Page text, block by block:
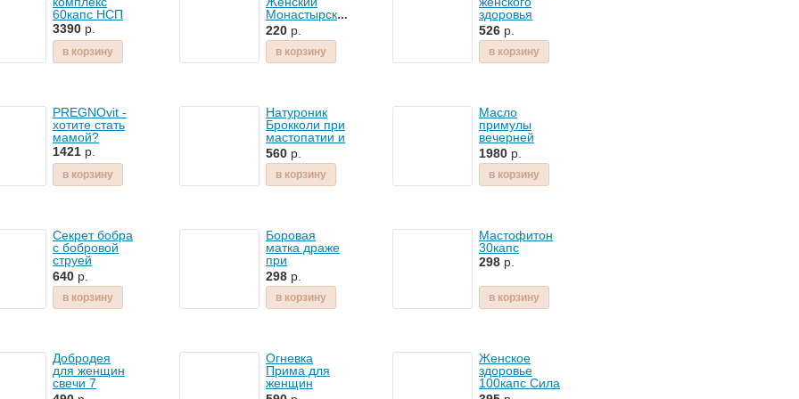
60капс НСП
3390 р.
в корзину
Монастырский
100мл
220 р.
в корзину
здоровья
ФОРТЕ
250мл
Золотая
Сибирь
526 р.
в корзину
PREGNOvit -
хотите стать
мамой?
1421 р.
в корзину
Натуроник
Брокколи при
мастопатии и
эндометриозе
30капс
560 р.
в корзину
Масло
примулы
вечерней
1300мг
1980 р.
в корзину
Секрет бобра
с бобровой
струей
усиленный
комплекс
30капс
640 р.
в корзину
Боровая
матка драже
при
гинекологических
и
урологических
проблемах
298 р.
в корзину
Мастофитон
30капс
298 р.
в корзину
Добродея
для женщин
свечи 7
Огневка
Прима для
женщин
100мл
Женское
здоровье
100капс Сила
Трав Травы